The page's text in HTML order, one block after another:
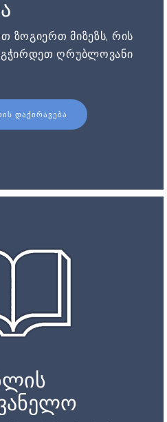
ზოგიერთ მიზეზს, რის
ღრუბლოვანი
ᲓᲐᲥᲘᲠᲐᲕᲔᲑᲐ